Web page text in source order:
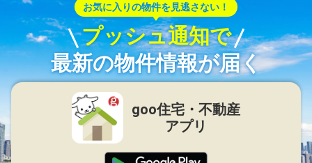
お気に入りの物件を見逃さない！
プッシュ通知で
最新の物件情報が届く
goo住宅・不動産
アプリ